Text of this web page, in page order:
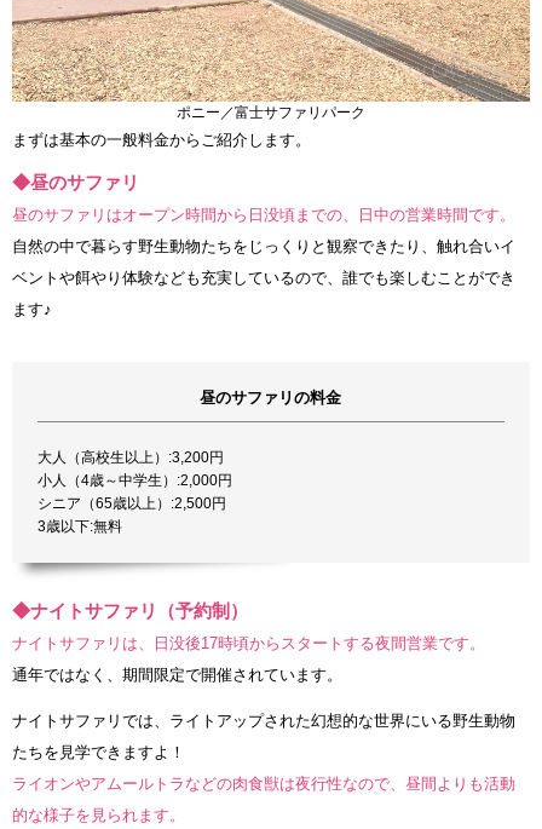
ポニー／富士サファリパーク
まずは基本の一般料金からご紹介します。
◆昼のサファリ
昼のサファリはオープン時間から日没頃までの、日中の営業時間です。
自然の中で暮らす野生動物たちをじっくりと観察できたり、触れ合いイ
ベントや餌やり体験なども充実しているので、誰でも楽しむことができ
ます♪
昼のサファリの料金
大人（高校生以上）:3,200円
小人（4歳～中学生）:2,000円
シニア（65歳以上）:2,500円
3歳以下:無料
◆ナイトサファリ（予約制）
ナイトサファリは、日没後17時頃からスタートする夜間営業です。
通年ではなく、期間限定で開催されています。
ナイトサファリでは、ライトアップされた幻想的な世界にいる野生動物
たちを見学できますよ！
ライオンやアムールトラなどの肉食獣は夜行性なので、昼間よりも活動
的な様子を見られます。